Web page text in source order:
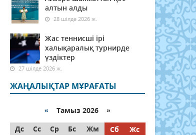
алтын алды
28 шілде 2026 ж.
Жас теннисші ірі
халықаралық турнирде
үздіктер
27 шілде 2026 ж.
ЖАҢАЛЫҚТАР МҰРАҒАТЫ
« Тамыз 2026 »
Дс
Сс Ср Бс Жм Сб
Жс